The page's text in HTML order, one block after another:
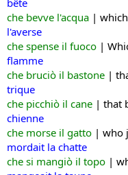
che bevve l'acqua |
l'averse
che spense il fuoco |
flamme
che bruciò il bastone |
trique
che picchiò il cane | that
chienne
che morse il gatto | who
mordait la chatte
che si mangiò il topo |